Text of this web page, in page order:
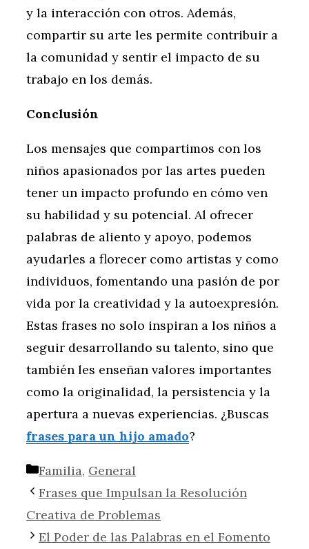
y la interacción con otros. Además,
compartir su arte les permite contribuir a
la comunidad y sentir el impacto de su
trabajo en los demás.
Conclusión
Los mensajes que compartimos con los
niños apasionados por las artes pueden
tener un impacto profundo en cómo ven
su habilidad y su potencial. Al ofrecer
palabras de aliento y apoyo, podemos
ayudarles a florecer como artistas y como
individuos, fomentando una pasión de por
vida por la creatividad y la autoexpresión.
Estas frases no solo inspiran a los niños a
seguir desarrollando su talento, sino que
también les enseñan valores importantes
como la originalidad, la persistencia y la
apertura a nuevas experiencias. ¿Buscas
frases para un hijo amado?
Categorías
Familia, General
Frases que Impulsan la Resolución
Creativa de Problemas
El Poder de las Palabras en el Fomento